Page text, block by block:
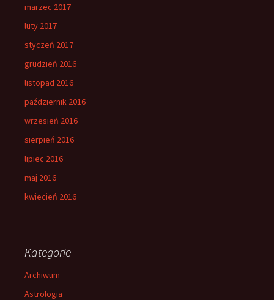
marzec 2017
luty 2017
styczeń 2017
grudzień 2016
listopad 2016
październik 2016
wrzesień 2016
sierpień 2016
lipiec 2016
maj 2016
kwiecień 2016
Kategorie
Archiwum
Astrologia